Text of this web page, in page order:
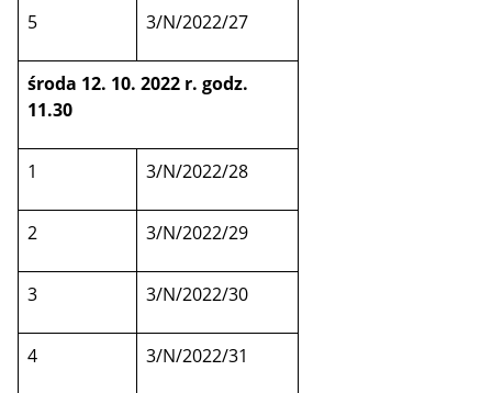
5 3/N/2022/27
środa 12. 10. 2022 r. godz.
11.30
1 3/N/2022/28
2 3/N/2022/29
3 3/N/2022/30
4 3/N/2022/31